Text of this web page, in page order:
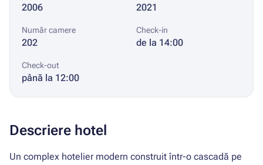
2006 2021
Număr camere
202
Check-in
de la 14:00
Check-out
până la 12:00
Descriere hotel
Un complex hotelier modern construit într-o cascadă pe